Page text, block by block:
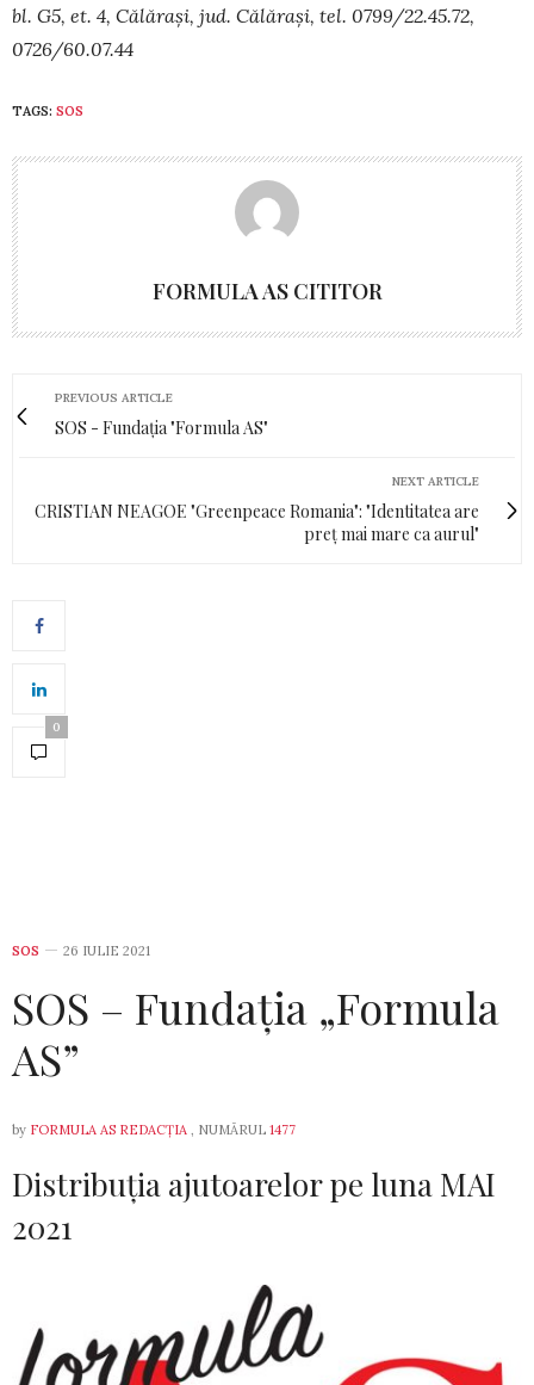
bl. G5, et. 4, Călărași, jud. Călărași, tel. 0799/22.45.72,
0726/60.07.44
TAGS: SOS
FORMULA AS CITITOR
PREVIOUS ARTICLE
SOS - Fundația "Formula AS"
NEXT ARTICLE
CRISTIAN NEAGOE "Greenpeace Romania": "Identitatea are
preț mai mare ca aurul"
0
SOS 26 IULIE 2021
SOS – Fundația „Formula
AS”
by FORMULA AS REDACȚIA , NUMĂRUL 1477
Distribuția ajutoarelor pe luna MAI
2021